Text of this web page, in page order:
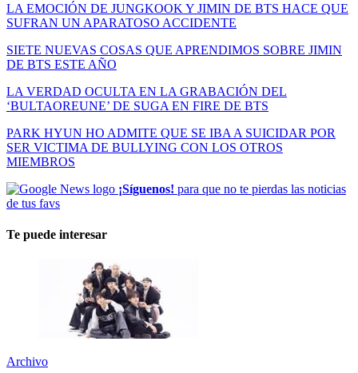
LA EMOCIÓN DE JUNGKOOK Y JIMIN DE BTS HACE QUE
SUFRAN UN APARATOSO ACCIDENTE
SIETE NUEVAS COSAS QUE APRENDIMOS SOBRE JIMIN
DE BTS ESTE AÑO
LA VERDAD OCULTA EN LA GRABACIÓN DEL
‘BULTAOREUNE’ DE SUGA EN FIRE DE BTS
PARK HYUN HO ADMITE QUE SE IBA A SUICIDAR POR
SER VICTIMA DE BULLYING CON LOS OTROS
MIEMBROS
¡Síguenos! para que no te pierdas las noticias
de tus favs
Te puede interesar
Archivo